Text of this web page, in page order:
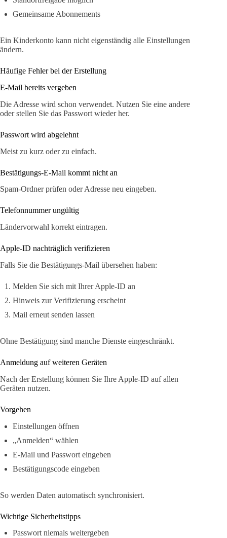
Gemeinsame Abonnements
Ein Kinderkonto kann nicht eigenständig alle Einstellungen
ändern.
Häufige Fehler bei der Erstellung
E-Mail bereits vergeben
Die Adresse wird schon verwendet. Nutzen Sie eine andere
oder stellen Sie das Passwort wieder her.
Passwort wird abgelehnt
Meist zu kurz oder zu einfach.
Bestätigungs-E-Mail kommt nicht an
Spam-Ordner prüfen oder Adresse neu eingeben.
Telefonnummer ungültig
Ländervorwahl korrekt eintragen.
Apple-ID nachträglich verifizieren
Falls Sie die Bestätigungs-Mail übersehen haben:
Melden Sie sich mit Ihrer Apple-ID an
Hinweis zur Verifizierung erscheint
Mail erneut senden lassen
Ohne Bestätigung sind manche Dienste eingeschränkt.
Anmeldung auf weiteren Geräten
Nach der Erstellung können Sie Ihre Apple-ID auf allen
Geräten nutzen.
Vorgehen
Einstellungen öffnen
„Anmelden“ wählen
E-Mail und Passwort eingeben
Bestätigungscode eingeben
So werden Daten automatisch synchronisiert.
Wichtige Sicherheitstipps
Passwort niemals weitergeben